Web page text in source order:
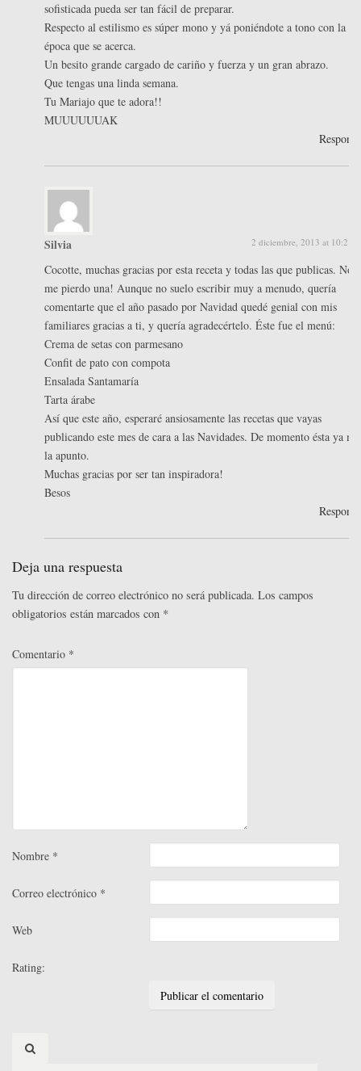
sofisticada pueda ser tan fácil de preparar.
Respecto al estilismo es súper mono y yá poniéndote a tono con la
época que se acerca.
Un besito grande cargado de cariño y fuerza y un gran abrazo.
Que tengas una linda semana.
Tu Mariajo que te adora!!
MUUUUUUAK
Silvia 2 diciembre, 2013 at 10:21
Cocotte, muchas gracias por esta receta y todas las que publicas. No
me pierdo una! Aunque no suelo escribir muy a menudo, quería
comentarte que el año pasado por Navidad quedé genial con mis
familiares gracias a ti, y quería agradecértelo. Éste fue el menú:
Crema de setas con parmesano
Confit de pato con compota
Ensalada Santamaría
Tarta árabe
Así que este año, esperaré ansiosamente las recetas que vayas
publicando este mes de cara a las Navidades. De momento ésta ya me
la apunto.
Muchas gracias por ser tan inspiradora!
Besos
Deja una respuesta
Tu dirección de correo electrónico no será publicada. Los campos
obligatorios están marcados con *
Comentario *
Nombre *
Correo electrónico *
Web
Rating:
Search